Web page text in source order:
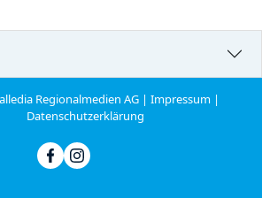
Regionalmedien AG |Impressum |
Datenschutzerklärung